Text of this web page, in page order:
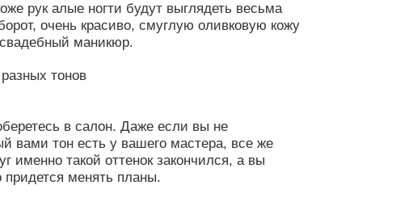
рук алые ногти будут выглядеть весьма
очень красиво, смуглую оливковую кожу
маникюр.
в салон. Даже если вы не
вами тон есть у вашего мастера, все же
именно такой оттенок закончился, а вы
придется менять планы.